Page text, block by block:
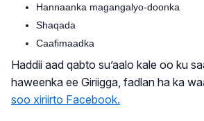
Hannaanka magangalyo-doonka
Shaqada
Caafimaadka
Haddii aad qabto su’aalo kale oo ku
haweenka ee Giriigga, fadlan ha ka
soo xiriirto Facebook.